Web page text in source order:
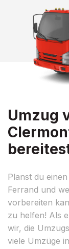
Umzug
Planst du
Ferrand und
vorbereiten
zu helfen! Als
wir, die
viele Umzüge